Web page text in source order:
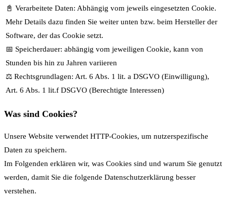
📓 Verarbeitete Daten: Abhängig vom jeweils eingesetzten Cookie.
Mehr Details dazu finden Sie weiter unten bzw. beim Hersteller der
Software, der das Cookie setzt.
📅 Speicherdauer: abhängig vom jeweiligen Cookie, kann von
Stunden bis hin zu Jahren variieren
⚖️ Rechtsgrundlagen: Art. 6 Abs. 1 lit. a DSGVO (Einwilligung),
Art. 6 Abs. 1 lit.f DSGVO (Berechtigte Interessen)
Was sind Cookies?
Unsere Website verwendet HTTP-Cookies, um nutzerspezifische
Daten zu speichern.
Im Folgenden erklären wir, was Cookies sind und warum Sie genutzt
werden, damit Sie die folgende Datenschutzerklärung besser
verstehen.